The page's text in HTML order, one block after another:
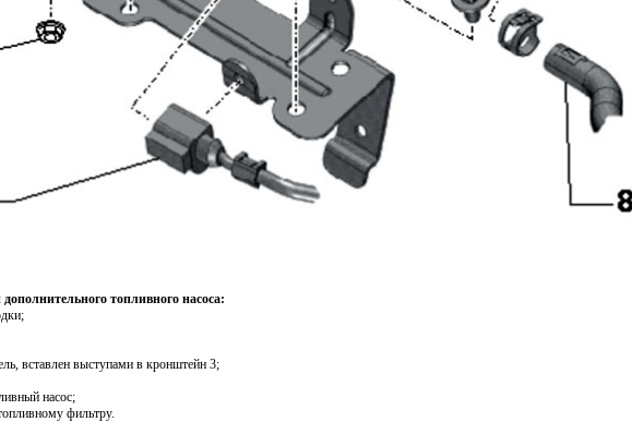
топливного насоса:
вставлен выступами в кронштейн 3;
насос;
фильтру.